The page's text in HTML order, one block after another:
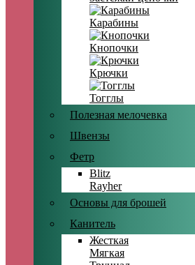
Карабины
Кнопочки
Крючки
Тогглы
Полезная мелочевка
Швензы
Фетр
Blitz
Rayher
Основы для брошей
Канитель
Жесткая
Мягкая